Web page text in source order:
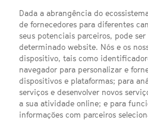
Dada a abrangência do
de fornecedores para diferentes
seus potenciais parceiros, pode
determinado website. Nós e os
dispositivo, tais como
navegador para personalizar e
dispositivos e plataformas; para
serviços e desenvolver novos
a sua atividade online; e para
informações com parceiros